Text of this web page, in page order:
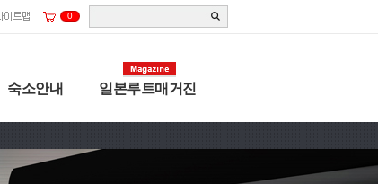
0
숙소안내 일본루트매거진